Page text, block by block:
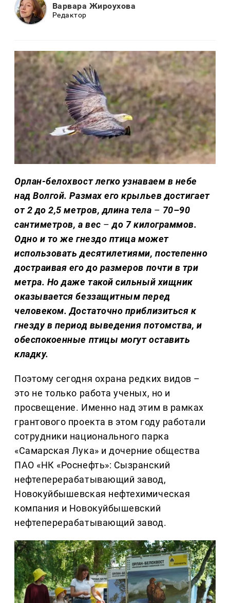
Варвара Жироухова
Редактор
Орлан-белохвост легко узнаваем в небе
над Волгой. Размах его крыльев достигает
от 2 до 2,5 метров, длина тела – 70–90
сантиметров, а вес – до 7 килограммов.
Одно и то же гнездо птица может
использовать десятилетиями, постепенно
достраивая его до размеров почти в три
метра. Но даже такой сильный хищник
оказывается беззащитным перед
человеком. Достаточно приблизиться к
гнезду в период выведения потомства, и
обеспокоенные птицы могут оставить
кладку.
Поэтому сегодня охрана редких видов –
это не только работа ученых, но и
просвещение. Именно над этим в рамках
грантового проекта в этом году работали
сотрудники национального парка
«Самарская Лука» и дочерние общества
ПАО «НК «Роснефть»: Сызранский
нефтеперерабатывающий завод,
Новокуйбышевская нефтехимическая
компания и Новокуйбышевский
нефтеперерабатывающий завод.